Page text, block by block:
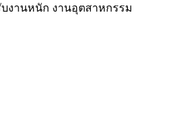
งานหนัก งานอุตสาหกรรม